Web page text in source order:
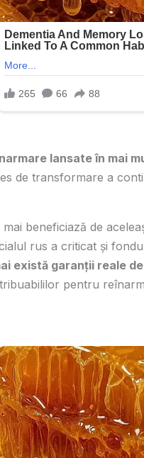
lansate în mai
de transformare a
beneficiază de
rus a criticat și
există garanții reale
pentru